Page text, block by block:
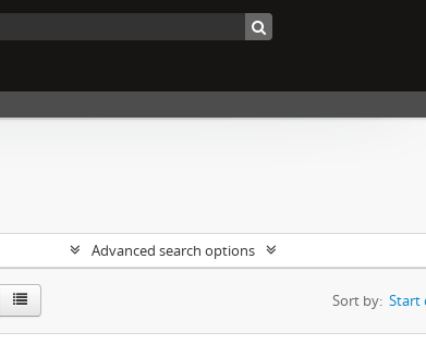
Advanced search options
Sort by: Start